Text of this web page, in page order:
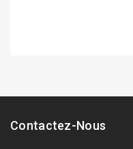
Contactez-Nous